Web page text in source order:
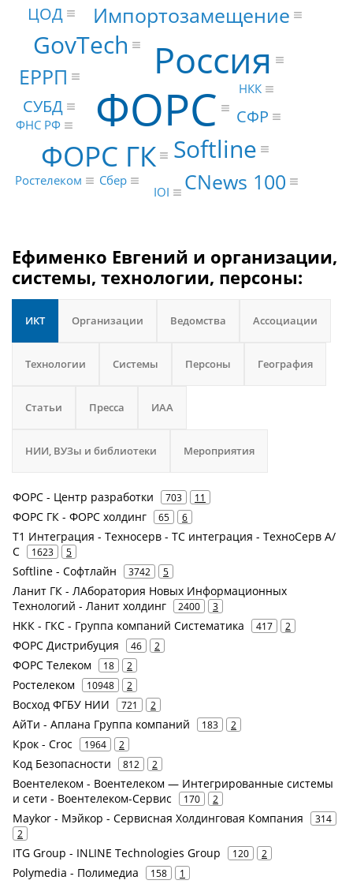
ФОРС
Россия
ФОРС ГК Softline
GovTech
Импортозамещение
ЕРРП
CNews 100
СФР
СУБД
ЦОД
НКК
Ростелеком Сбер
ФНС РФ
IOI
Ефименко Евгений и организации,
системы, технологии, персоны:
ИКТ Организации Ведомства Ассоциации
Технологии Системы Персоны География
Статьи Пресса ИАА
НИИ, ВУЗы и библиотеки Мероприятия
ФОРС - Центр разработки 703 11
ФОРС ГК - ФОРС холдинг 65 6
Т1 Интеграция - Техносерв - ТС интеграция - ТехноСерв А/
С
1623 5
Softline - Софтлайн 3742 5
Ланит ГК - ЛАборатория Новых Информационных
Технологий - Ланит холдинг
2400 3
НКК - ГКС - Группа компаний Систематика 417 2
ФОРС Дистрибуция 46 2
ФОРС Телеком 18 2
Ростелеком 10948 2
Восход ФГБУ НИИ 721 2
АйТи - Аплана Группа компаний 183 2
Крок - Croc 1964 2
Код Безопасности 812 2
Воентелеком - Воентелеком — Интегрированные системы
и сети - Воентелеком-Сервис
170 2
Maykor - Мэйкор - Сервисная Холдинговая Компания
314
2
ITG Group - INLINE Technologies Group 120 2
Polymedia - Полимедиа 158 1